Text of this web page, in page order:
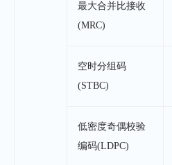
最大合并比接收
(MRC)
空时分组码
(STBC)
低密度奇偶校验
编码(LDPC)